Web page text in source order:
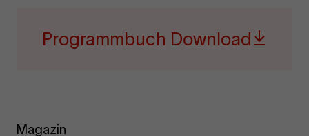
Programmbuch Download
Magazin